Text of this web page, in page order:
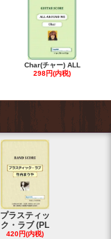
Char(チャー) ALL
298円(内税)
プラスティッ
ク・ラブ (PL
420円(内税)